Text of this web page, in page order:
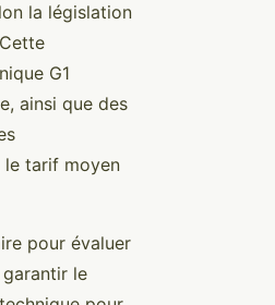
la législation
G1
ainsi que des
le tarif moyen
pour évaluer
garantir le